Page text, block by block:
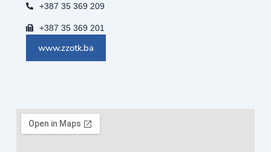
+387 35 369 209
+387 35 369 201
www.zzotk.ba